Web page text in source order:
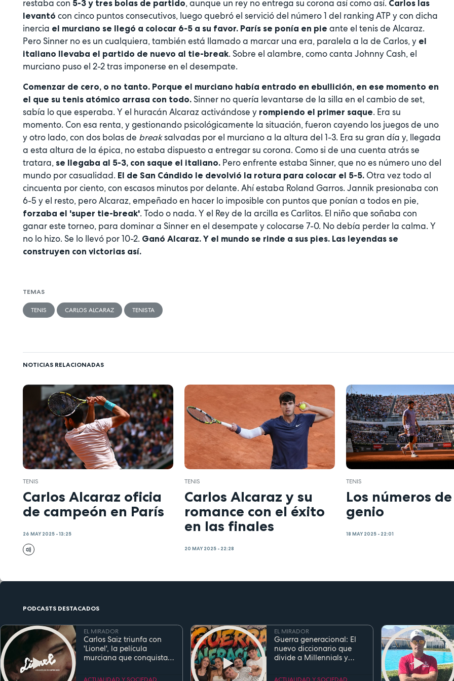
restaba con 5-3 y tres bolas de partido, aunque un rey no entrega su corona así como así. Carlos las
levantó con cinco puntos consecutivos, luego quebró el servició del número 1 del ranking ATP y con dicha
inercia el murciano se llegó a colocar 6-5 a su favor. París se ponía en pie ante el tenis de Alcaraz.
Pero Sinner no es un cualquiera, también está llamado a marcar una era, paralela a la de Carlos, y el
italiano llevaba el partido de nuevo al tie-break. Sobre el alambre, como canta Johnny Cash, el
murciano puso el 2-2 tras imponerse en el desempate.
Comenzar de cero, o no tanto. Porque el murciano había entrado en ebullición, en ese momento en
el que su tenis atómico arrasa con todo. Sinner no quería levantarse de la silla en el cambio de set,
sabía lo que esperaba. Y el huracán Alcaraz activándose y rompiendo el primer saque. Era su
momento. Con esa renta, y gestionando psicológicamente la situación, fueron cayendo los juegos de uno
y otro lado, con dos bolas de breaksalvadas por el murciano a la altura del 1-3. Era su gran día y, llegada
a esta altura de la épica, no estaba dispuesto a entregar su corona. Como si de una cuenta atrás se
tratara, se llegaba al 5-3, con saque el italiano. Pero enfrente estaba Sinner, que no es número uno del
mundo por casualidad. El de San Cándido le devolvió la rotura para colocar el 5-5. Otra vez todo al
cincuenta por ciento, con escasos minutos por delante. Ahí estaba Roland Garros. Jannik presionaba con
6-5 y el resto, pero Alcaraz, empeñado en hacer lo imposible con puntos que ponían a todos en pie,
forzaba el 'super tie-break'. Todo o nada. Y el Rey de la arcilla es Carlitos. El niño que soñaba con
ganar este torneo, para dominar a Sinner en el desempate y colocarse 7-0. No debía perder la calma. Y
no lo hizo. Se lo llevó por 10-2. Ganó Alcaraz. Y el mundo se rinde a sus pies. Las leyendas se
construyen con victorias así.
TEMAS
TENIS CARLOS ALCARAZ TENISTA
NOTICIAS RELACIONADAS
TENIS
Carlos Alcaraz oficia
de campeón en París
26 MAY 2025 - 13:25
TENIS
Carlos Alcaraz y su
romance con el éxito
en las finales
20 MAY 2025 - 22:28
TENIS
Los números
genio
18 MAY 2025 - 22:01
PODCASTS DESTACADOS
EL MIRADOR
Carlos Saiz triunfa con
'Lionel', la película
murciana que conquista
estreno
EL MIRADOR
Guerra generacional: El
nuevo diccionario que
divide a Millennials y